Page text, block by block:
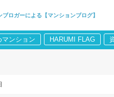
ブロガーによる【マンションブログ】
マンション HARUMI FLAG